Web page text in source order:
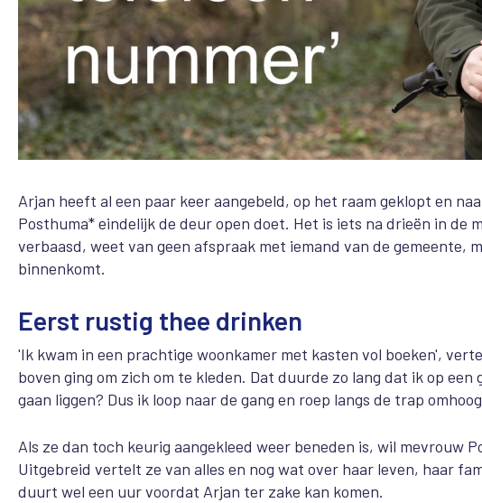
Arjan heeft al een paar keer aangebeld, op het raam geklopt en
Posthuma* eindelijk de deur open doet. Het is iets na drieën in de
verbaasd, weet van geen afspraak met iemand van de gemeente,
binnenkomt.
Eerst rustig thee drinken
'Ik kwam in een prachtige woonkamer met kasten vol boeken',
boven ging om zich om te kleden. Dat duurde zo lang dat ik op een
gaan liggen? Dus ik loop naar de gang en roep langs de trap
Als ze dan toch keurig aangekleed weer beneden is, wil mevrouw
Uitgebreid vertelt ze van alles en nog wat over haar leven, haar
duurt wel een uur voordat Arjan ter zake kan komen.